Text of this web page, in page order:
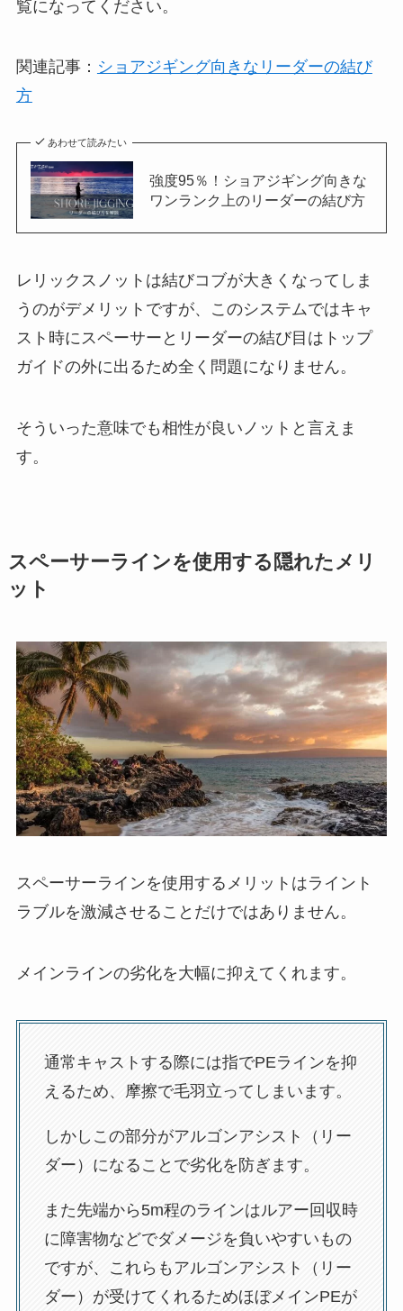
覧になってください。
関連記事： ショアジギング向きなリーダーの結び
方
あわせて読みたい
強度95％！ショアジギング向きな
ワンランク上のリーダーの結び方
レリックスノットは結びコブが大きくなってしま
うのがデメリットですが、このシステムではキャ
スト時にスペーサーとリーダーの結び目はトップ
ガイドの外に出るため全く問題になりません。
そういった意味でも相性が良いノットと言えま
す。
スペーサーラインを使用する隠れたメリ
ット
スペーサーラインを使用するメリットはライント
ラブルを激減させることだけではありません。
メインラインの劣化を大幅に抑えてくれます。
通常キャストする際には指でPEラインを抑
えるため、摩擦で毛羽立ってしまいます。
しかしこの部分がアルゴンアシスト（リー
ダー）になることで劣化を防ぎます。
また先端から5m程のラインはルアー回収時
に障害物などでダメージを負いやすいもの
ですが、これらもアルゴンアシスト（リー
ダー）が受けてくれるためほぼメインPEが